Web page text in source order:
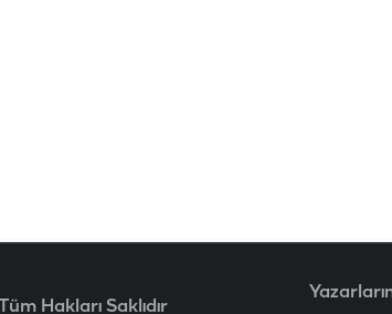
Hakları Saklıdır